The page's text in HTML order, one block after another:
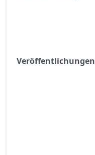
Veröffentlichungen